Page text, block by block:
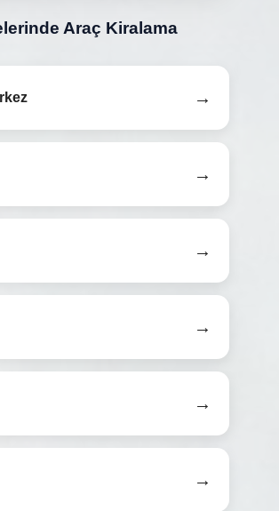
Araç Kiralama
→
→
→
→
→
→